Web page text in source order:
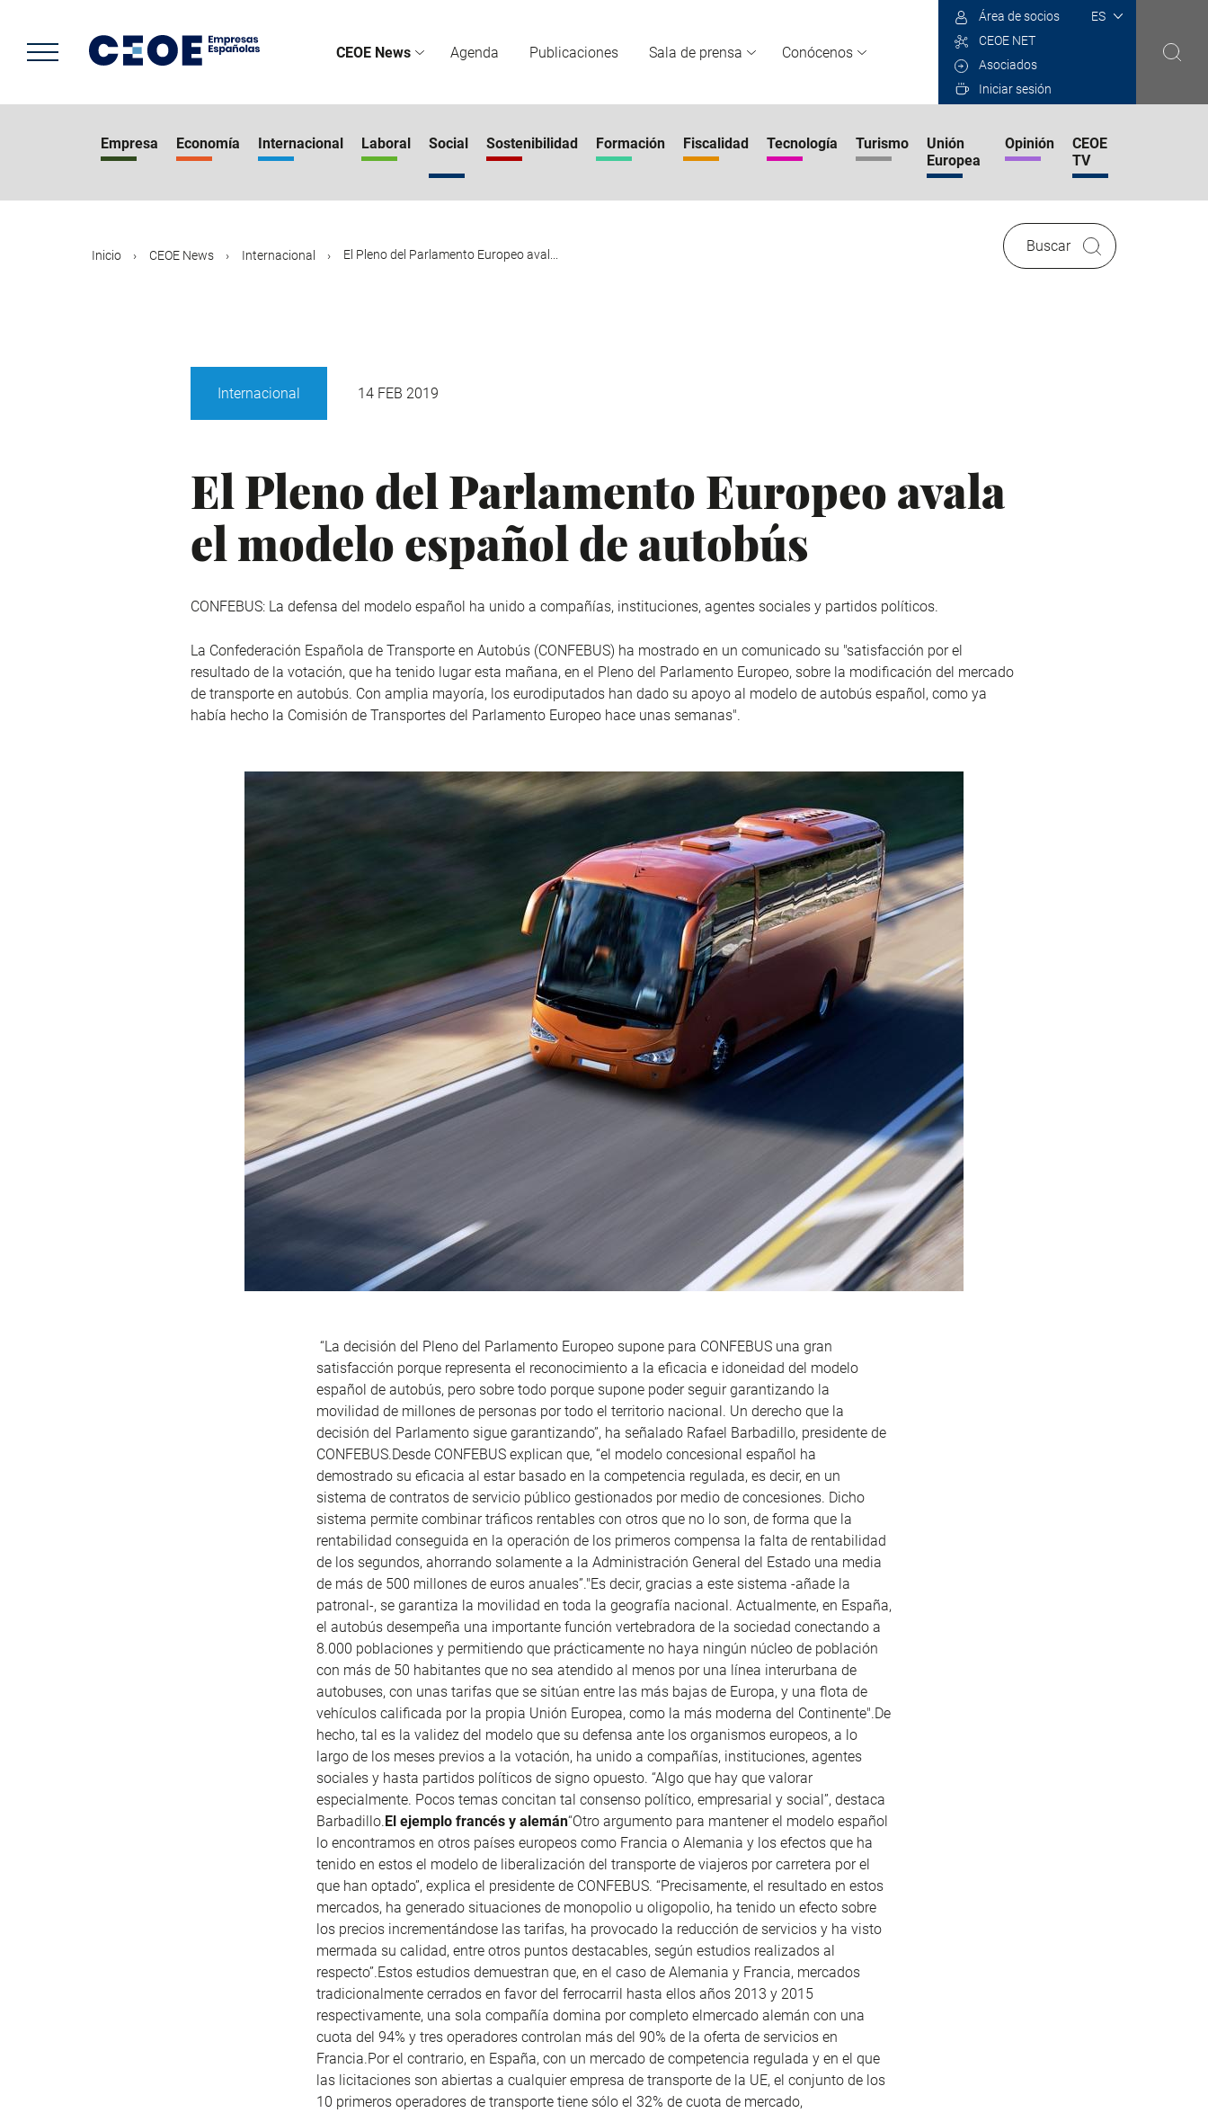
contenido
principal
CEOE News Agenda Publicaciones Sala de prensa Conócenos
Select
Área de socios
CEOE NET
Asociados
Iniciar sesión
Empresa Economía Internacional Laboral Social Sostenibilidad Formación Fiscalidad Tecnología Turismo
Unión
Europea
Opinión
CEOE
TV
Inicio CEOE News Internacional El Pleno del Parlamento Europeo aval...
Buscar
Internacional 14 FEB 2019
El Pleno del Parlamento Europeo avala
el modelo español de autobús
CONFEBUS: La defensa del modelo español ha unido a compañías, instituciones, agentes sociales y partidos políticos.
La Confederación Española de Transporte en Autobús (CONFEBUS) ha mostrado en un comunicado su "satisfacción por el
resultado de la votación, que ha tenido lugar esta mañana, en el Pleno del Parlamento Europeo, sobre la modificación del mercado
de transporte en autobús. Con amplia mayoría, los eurodiputados han dado su apoyo al modelo de autobús español, como ya
había hecho la Comisión de Transportes del Parlamento Europeo hace unas semanas".
“La decisión del Pleno del Parlamento Europeo supone para CONFEBUS una gran
satisfacción porque representa el reconocimiento a la eficacia e idoneidad del modelo
español de autobús, pero sobre todo porque supone poder seguir garantizando la
movilidad de millones de personas por todo el territorio nacional. Un derecho que la
decisión del Parlamento sigue garantizando”, ha señalado Rafael Barbadillo, presidente de
CONFEBUS.Desde CONFEBUS explican que, “el modelo concesional español ha
demostrado su eficacia al estar basado en la competencia regulada, es decir, en un
sistema de contratos de servicio público gestionados por medio de concesiones. Dicho
sistema permite combinar tráficos rentables con otros que no lo son, de forma que la
rentabilidad conseguida en la operación de los primeros compensa la falta de rentabilidad
de los segundos, ahorrando solamente a la Administración General del Estado una media
de más de 500 millones de euros anuales”."Es decir, gracias a este sistema -añade la
patronal-, se garantiza la movilidad en toda la geografía nacional. Actualmente, en España,
el autobús desempeña una importante función vertebradora de la sociedad conectando a
8.000 poblaciones y permitiendo que prácticamente no haya ningún núcleo de población
con más de 50 habitantes que no sea atendido al menos por una línea interurbana de
autobuses, con unas tarifas que se sitúan entre las más bajas de Europa, y una flota de
vehículos calificada por la propia Unión Europea, como la más moderna del Continente".De
hecho, tal es la validez del modelo que su defensa ante los organismos europeos, a lo
largo de los meses previos a la votación, ha unido a compañías, instituciones, agentes
sociales y hasta partidos políticos de signo opuesto. “Algo que hay que valorar
especialmente. Pocos temas concitan tal consenso político, empresarial y social”, destaca
Barbadillo.El ejemplo francés y alemán“Otro argumento para mantener el modelo español
lo encontramos en otros países europeos como Francia o Alemania y los efectos que ha
tenido en estos el modelo de liberalización del transporte de viajeros por carretera por el
que han optado”, explica el presidente de CONFEBUS. “Precisamente, el resultado en estos
mercados, ha generado situaciones de monopolio u oligopolio, ha tenido un efecto sobre
los precios incrementándose las tarifas, ha provocado la reducción de servicios y ha visto
mermada su calidad, entre otros puntos destacables, según estudios realizados al
respecto”.Estos estudios demuestran que, en el caso de Alemania y Francia, mercados
tradicionalmente cerrados en favor del ferrocarril hasta ellos años 2013 y 2015
respectivamente, una sola compañía domina por completo elmercado alemán con una
cuota del 94% y tres operadores controlan más del 90% de la oferta de servicios en
Francia.Por el contrario, en España, con un mercado de competencia regulada y en el que
las licitaciones son abiertas a cualquier empresa de transporte de la UE, el conjunto de los
10 primeros operadores de transporte tiene sólo el 32% de cuota de mercado,